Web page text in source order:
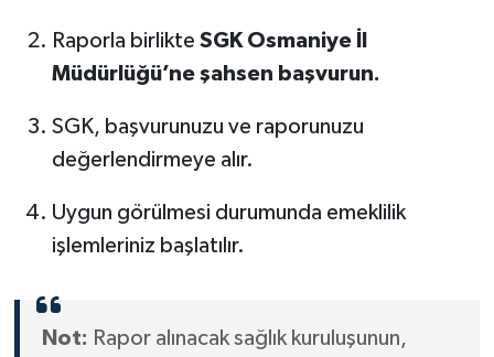
Raporla birlikte SGK Osmaniye İl
Müdürlüğü’ne şahsen başvurun.
SGK, başvurunuzu ve raporunuzu
değerlendirmeye alır.
Uygun görülmesi durumunda emeklilik
işlemleriniz başlatılır.
Not: Rapor alınacak sağlık kuruluşunun,